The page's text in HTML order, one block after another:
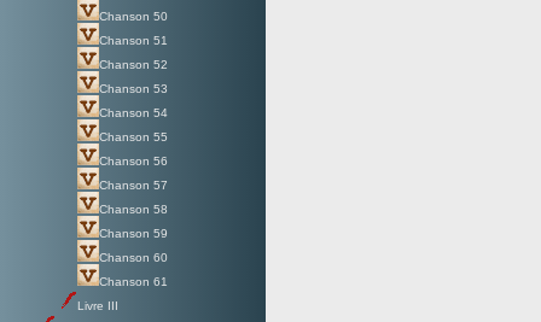
Chanson 50
Chanson 51
Chanson 52
Chanson 53
Chanson 54
Chanson 55
Chanson 56
Chanson 57
Chanson 58
Chanson 59
Chanson 60
Chanson 61
Livre III